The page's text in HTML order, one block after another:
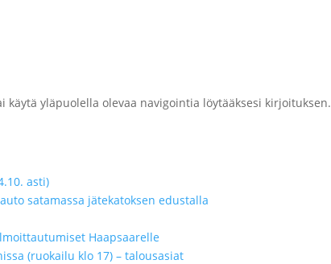
yläpuolella olevaa navigointia löytääksesi kirjoituksen.
asti)
satamassa jätekatoksen edustalla
Haapsaarelle
(ruokailu klo 17) – talousasiat